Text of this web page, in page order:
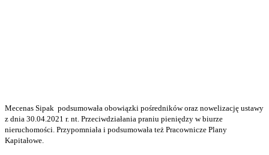
Mecenas Sipak podsumowała obowiązki pośredników oraz nowelizację ustawy
z dnia 30.04.2021 r. nt. Przeciwdziałania praniu pieniędzy w biurze
nieruchomości. Przypomniała i podsumowała też Pracownicze Plany
Kapitałowe.